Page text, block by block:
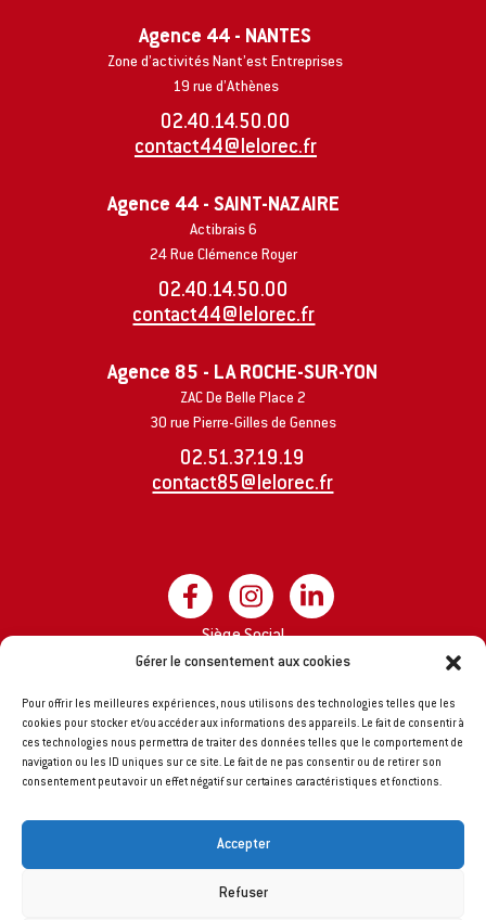
Gérer le consentement aux cookies
Pour offrir les meilleures expériences, nous utilisons des technologies telles que les
cookies pour stocker et/ou accéder aux informations des appareils. Le fait de consentir à
ces technologies nous permettra de traiter des données telles que le comportement de
navigation ou les ID uniques sur ce site. Le fait de ne pas consentir ou de retirer son
consentement peut avoir un effet négatif sur certaines caractéristiques et fonctions.
Accepter
Refuser
Agence 44 - NANTES
Zone d’activités Nant’est Entreprises
19 rue d’Athènes
02.40.14.50.00
contact44@lelorec.fr
Agence 44 - SAINT-NAZAIRE
Actibrais 6
24 Rue Clémence Royer
02.40.14.50.00
contact44@lelorec.fr
Agence 85 - LA ROCHE-SUR-YON
ZAC De Belle Place 2
30 rue Pierre-Gilles de Gennes
02.51.37.19.19
contact85@lelorec.fr
Siège Social
Groupe LE LOREC
44170 MARSAC-SUR-DON